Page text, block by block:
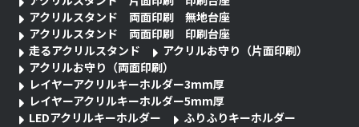
アクリルスタンド 両面印刷 無地台座
アクリルスタンド 両面印刷 印刷台座
走るアクリルスタンド
アクリルお守り（片面印刷）
アクリルお守り（両面印刷）
レイヤーアクリルキーホルダー3mm厚
レイヤーアクリルキーホルダー5mm厚
LEDアクリルキーホルダー
ふりふりキーホルダー